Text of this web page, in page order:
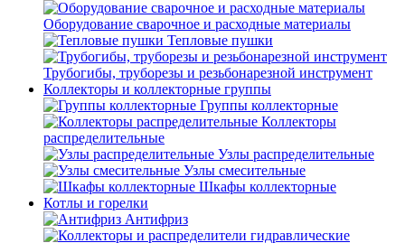
Оборудование сварочное и расходные материалы
Тепловые пушки
Трубогибы, труборезы и резьбонарезной инструмент
Коллекторы и коллекторные группы
Группы коллекторные
Коллекторы
распределительные
Узлы распределительные
Узлы смесительные
Шкафы коллекторные
Котлы и горелки
Антифриз